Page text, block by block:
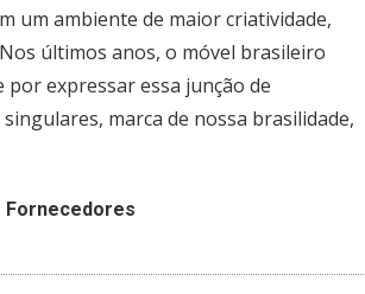
um ambiente de maior criatividade,
últimos anos, o móvel brasileiro
expressar essa junção de
marca de nossa brasilidade,
Fornecedores